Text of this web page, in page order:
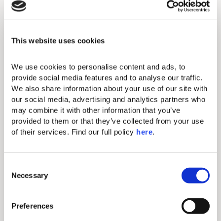
This website uses cookies
We use cookies to personalise content and ads, to
provide social media features and to analyse our traffic.
We also share information about your use of our site with
our social media, advertising and analytics partners who
may combine it with other information that you’ve
provided to them or that they’ve collected from your use
of their services. Find our full policy here.
Necessary
Preferences
Saison 2026